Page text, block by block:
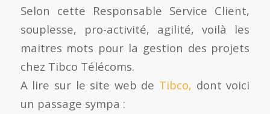
Selon cette Responsable Service Client,
souplesse, pro-activité, agilité, voilà les
maitres mots pour la gestion des projets
chez Tibco Télécoms.
A lire sur le site web de Tibco, dont voici
un passage sympa :